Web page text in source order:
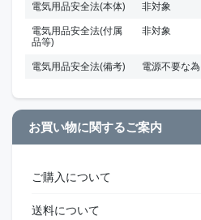
電気用品安全法(本体)
非対象
電気用品安全法(付属
品等)
非対象
電気用品安全法(備考) 電源不要な為
お買い物に関するご案内
ご購入について
送料について